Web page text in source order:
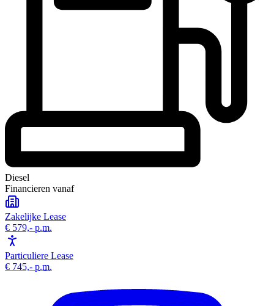
Diesel
Financieren vanaf
Zakelijke Lease
€ 579,- p.m.
Particuliere Lease
€ 745,- p.m.